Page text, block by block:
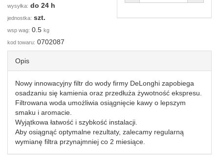
wysyłka: do 24 h
jednostka: szt.
wsp wag: 0.5 kg
kod towaru: 0702087
Opis
Nowy innowacyjny filtr do wody firmy DeLonghi zapobiega
osadzaniu się kamienia oraz przedłuża żywotność ekspresu.
Filtrowana woda umożliwia osiągnięcie kawy o lepszym
smaku i aromacie.
Wyjątkowa łatwość i szybkość instalacji.
Aby osiągnąć optymalne rezultaty, zalecamy regularną
wymianę filtra przynajmniej co 2 miesiące.